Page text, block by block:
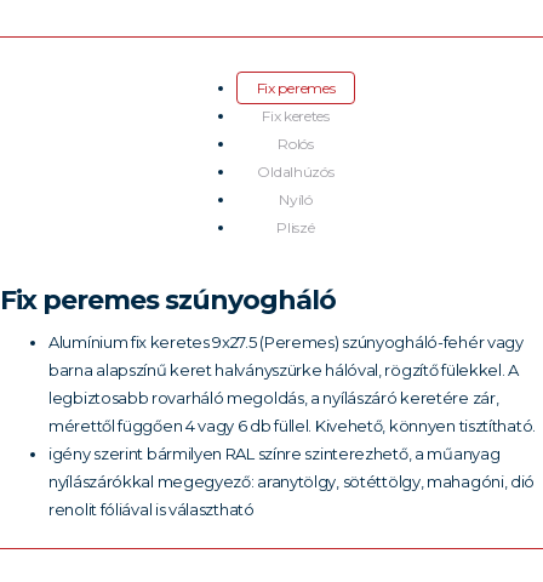
Fix peremes
Fix keretes
Rolós
Oldalhúzós
Nyíló
Pliszé
Fix peremes szúnyogháló
Alumínium fix keretes 9x27.5 (Peremes) szúnyogháló-fehér vagy
barna alapszínű keret halványszürke hálóval, rögzítő fülekkel. A
legbiztosabb rovarháló megoldás, a nyílászáró keretére zár,
mérettől függően 4 vagy 6 db füllel. Kivehető, könnyen tisztítható.
igény szerint bármilyen RAL színre szinterezhető, a műanyag
nyílászárókkal megegyező: aranytölgy, sötéttölgy, mahagóni, dió
renolit fóliával is választható